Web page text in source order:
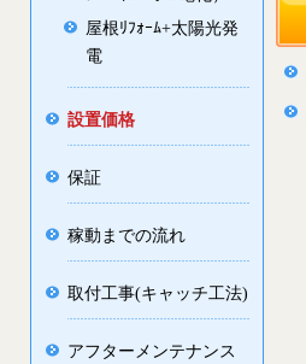
屋根ﾘﾌｫｰﾑ+太陽光発
電
設置価格
保証
稼動までの流れ
取付工事(キャッチ工法)
アフターメンテナンス